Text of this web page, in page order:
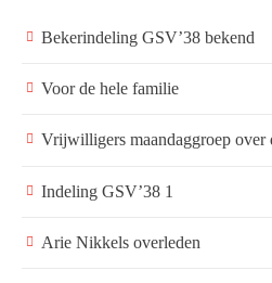
Bekerindeling GSV’38 bekend
Voor de hele familie
Vrijwilligers maandaggroep over
Indeling GSV’38 1
Arie Nikkels overleden